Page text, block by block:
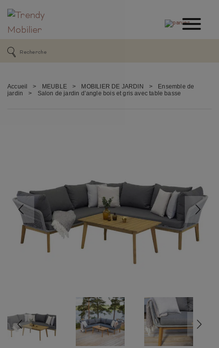
Accueil > MEUBLE > MOBILIER DE JARDIN >
Ensemble de
jardin
> Salon de jardin d’angle bois et gris avec table basse